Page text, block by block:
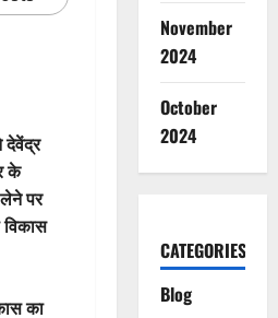
देवेंद्र
के
पर
विकास
का
November
2024
October
2024
CATEGORIES
Blog